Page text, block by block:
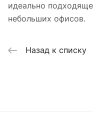
идеально
небольших офисов.
Назад к списку